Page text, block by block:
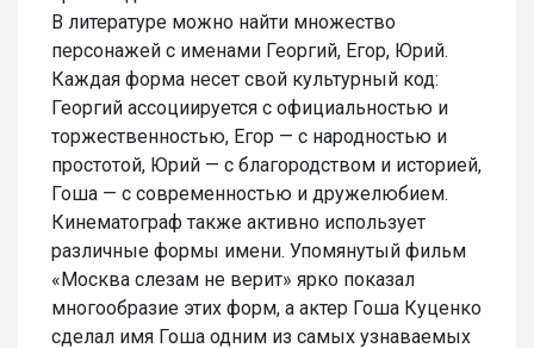
В литературе можно найти множество
персонажей с именами Георгий, Егор, Юрий.
Каждая форма несет свой культурный код:
Георгий ассоциируется с официальностью и
торжественностью, Егор — с народностью и
простотой, Юрий — с благородством и историей,
Гоша — с современностью и дружелюбием.
Кинематограф также активно использует
различные формы имени. Упомянутый фильм
«Москва слезам не верит» ярко показал
многообразие этих форм, а актер Гоша Куценко
сделал имя Гоша одним из самых узнаваемых